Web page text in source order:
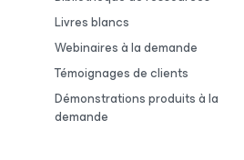
Livres blancs
Webinaires à la demande
Témoignages de clients
Démonstrations produits à la
demande